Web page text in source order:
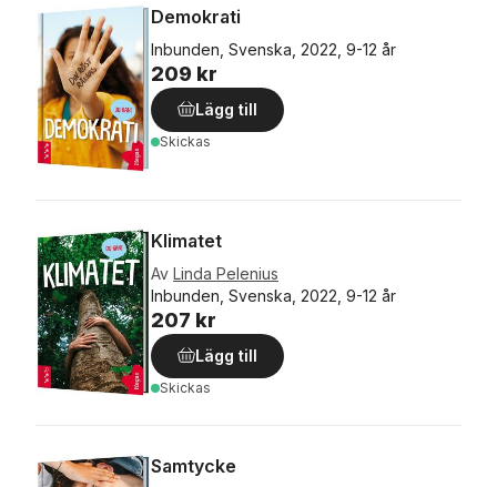
Demokrati
Inbunden, Svenska, 2022, 9-12 år
209 kr
Lägg till
Skickas
Klimatet
Av Linda Pelenius
Inbunden, Svenska, 2022, 9-12 år
207 kr
Lägg till
Skickas
Samtycke